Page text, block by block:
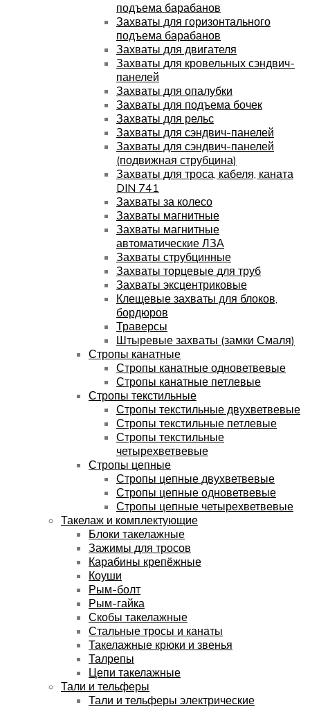
подъема барабанов
Захваты для горизонтального
подъема барабанов
Захваты для двигателя
Захваты для кровельных сэндвич-
панелей
Захваты для опалубки
Захваты для подъема бочек
Захваты для рельс
Захваты для сэндвич-панелей
Захваты для сэндвич-панелей
(подвижная струбцина)
Захваты для троса, кабеля, каната
DIN 741
Захваты за колесо
Захваты магнитные
Захваты магнитные
автоматические ЛЗА
Захваты струбцинные
Захваты торцевые для труб
Захваты эксцентриковые
Клещевые захваты для блоков,
бордюров
Траверсы
Штыревые захваты (замки Смаля)
Стропы канатные
Стропы канатные одноветвевые
Стропы канатные петлевые
Стропы текстильные
Стропы текстильные двухветвевые
Стропы текстильные петлевые
Стропы текстильные
четырехветвевые
Стропы цепные
Стропы цепные двухветвевые
Стропы цепные одноветвевые
Стропы цепные четырехветвевые
Такелаж и комплектующие
Блоки такелажные
Зажимы для тросов
Карабины крепёжные
Коуши
Рым-болт
Рым-гайка
Скобы такелажные
Стальные тросы и канаты
Такелажные крюки и звенья
Талрепы
Цепи такелажные
Тали и тельферы
Тали и тельферы электрические